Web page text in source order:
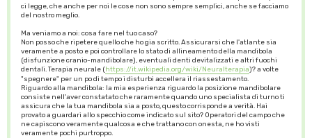
ci legge, che anche per noi le cose non sono sempre semplici, anche se facciamo
del nostro meglio.
Ma veniamo a noi: cosa fare nel tuo caso?
Non posso che ripetere quello che ho gia scritto. Assicurarsi che l'atlante sia
veramente a posto e poi controllare lo stato di allineamento della mandibola
(disfunzione cranio-mandibolare), eventuali denti devitalizzati e altri fuochi
dentali. Terapia neurale (https://it.wikipedia.org/wiki/Neuralterapia)? a volte
"spegnere" per un po di tempo i disturbi accellera il riassestamento.
Riguardo alla mandibola: la mia esperienza riguardo la posizione mandibolare
consiste nell'aver constatato che raramente quando uno specialista di turno ti
assicura che la tua mandibola sia a posto, questo corrisponde a verità. Hai
provato a guardari allo specchio come indicato sul sito? Operatori del campo che
ne capiscono veramente qualcosa e che trattano con onesta, ne ho visti
veramente pochi purtroppo.